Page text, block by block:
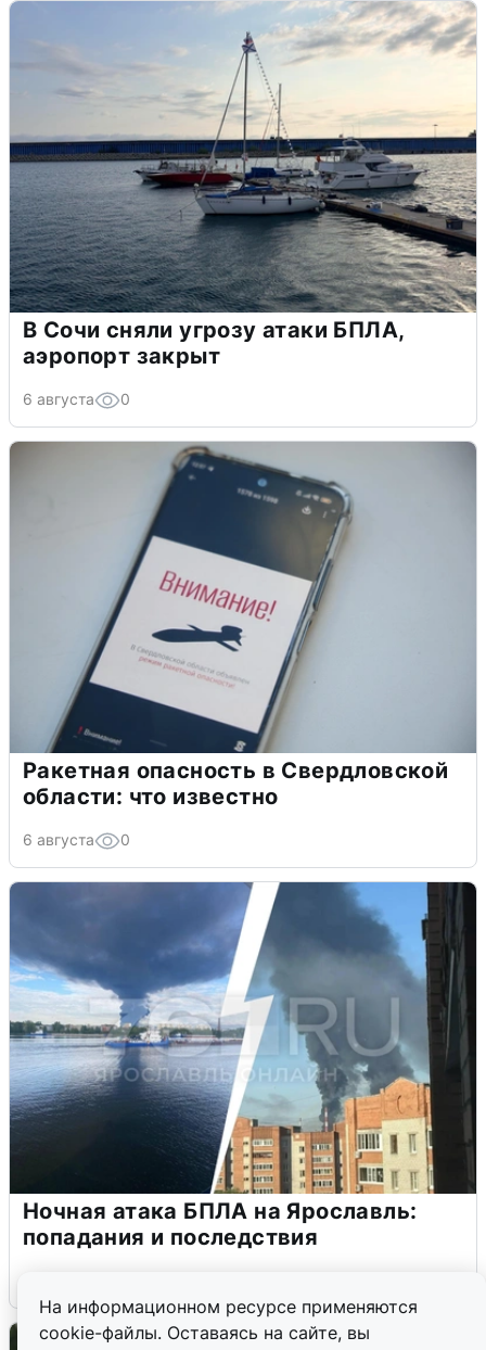
На информационном ресурсе применяются
cookie-файлы. Оставаясь на сайте, вы
В Сочи сняли угрозу атаки БПЛА,
аэропорт закрыт
6 августа 0
Ракетная опасность в Свердловской
области: что известно
6 августа 0
Ночная атака БПЛА на Ярославль:
попадания и последствия